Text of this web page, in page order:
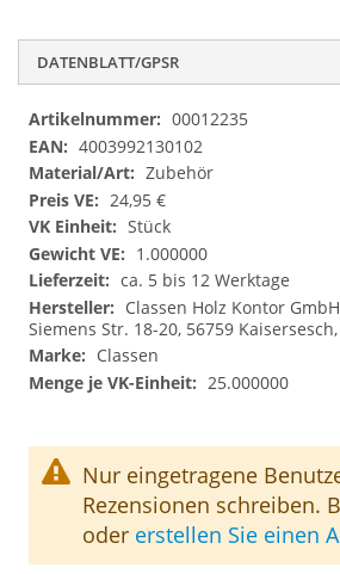
DATENBLATT/GPSR
Datenblatt/GPSR 00012235
4003992130102
Zubehör
24,95 €
Stück
1.000000
ca. 5 bis 12 Werktage
Classen Holz Kontor
Siemens Str. 18-20, 56759 Kaisersesch,
Classen
25.000000
Nur eingetragene
Rezensionen schreiben.
oder erstellen Sie einen